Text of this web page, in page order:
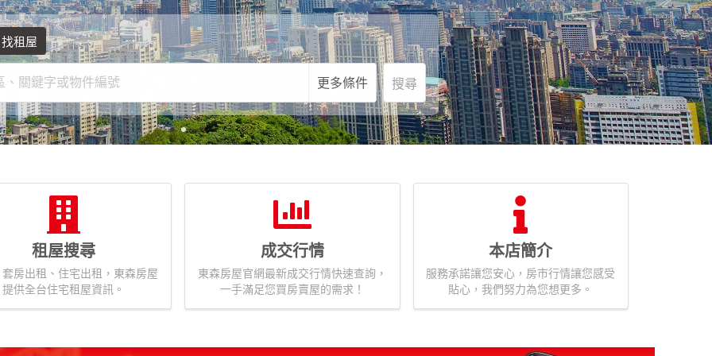
找租屋
更多條件 搜尋
租屋搜尋
房出租、住宅出租，東森房屋
提供全台住宅租屋資訊。
成交行情
東森房屋官網最新成交行情快速查詢，
一手滿足您買房賣屋的需求！
本店簡介
服務承諾讓您安心，房市行情讓您感受
貼心，我們努力為您想更多。